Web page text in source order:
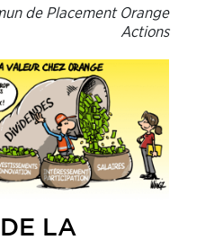
de Placement Orange
Actions
LA